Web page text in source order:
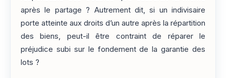
après le partage ? Autrement dit, si un indivisaire
porte atteinte aux droits d’un autre après la répartition
des biens, peut-il être contraint de réparer le
préjudice subi sur le fondement de la garantie des
lots ?